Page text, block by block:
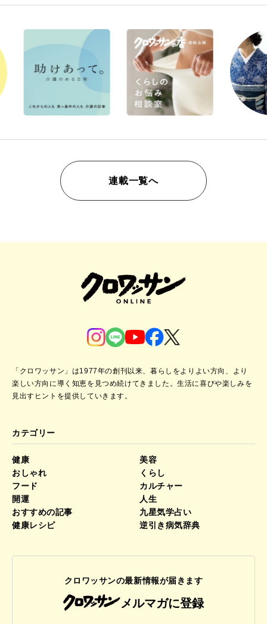
連載一覧へ
「クロワッサン」は1977年の創刊以来、暮らしをよりよい方向、より
楽しい方向に導く知恵を見つめ続けてきました。生活に喜びや楽しみを
見出すヒントを提供していきます。
カテゴリー
健康
美容
おしゃれ
くらし
フード
カルチャー
開運
人生
おすすめの記事
九星気学占い
健康レシピ
逆引き病気辞典
クロワッサンの最新情報が届きます
メルマガに登録